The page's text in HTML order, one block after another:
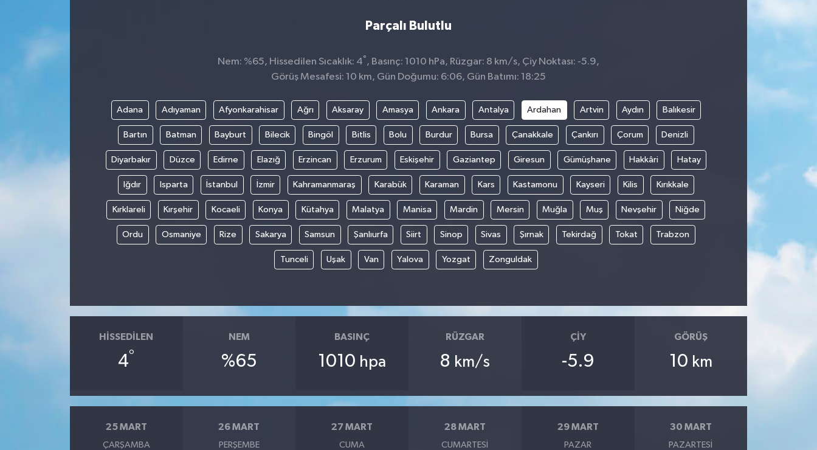
Parçalı Bulutlu
Nem: %65, Hissedilen Sıcaklık: 4° , Basınç: 1010 hPa, Rüzgar: 8 km/s, Çiy Noktası: -5.9,
Görüş Mesafesi: 10 km, Gün Doğumu: 6:06, Gün Batımı: 18:25
Adana Adıyaman Afyonkarahisar Ağrı Aksaray Amasya Ankara Antalya Ardahan Artvin Aydın Balıkesir
Bartın Batman Bayburt Bilecik Bingöl Bitlis Bolu Burdur Bursa Çanakkale Çankırı Çorum Denizli
Diyarbakır Düzce Edirne Elazığ Erzincan Erzurum Eskişehir Gaziantep Giresun Gümüşhane Hakkâri Hatay
Iğdır Isparta İstanbul İzmir Kahramanmaraş Karabük Karaman Kars Kastamonu Kayseri Kilis Kırıkkale
Kırklareli Kırşehir Kocaeli Konya Kütahya Malatya Manisa Mardin Mersin Muğla Muş Nevşehir Niğde
Ordu Osmaniye Rize Sakarya Samsun Şanlıurfa Siirt Sinop Sivas Şırnak Tekirdağ Tokat Trabzon
Tunceli Uşak Van Yalova Yozgat Zonguldak
HISSEDILEN
4°
NEM
%65
BASINÇ
1010 hpa
RÜZGAR
8 km/s
ÇIY
-5.9
GÖRÜŞ
10 km
25 MART
ÇARŞAMBA
26 MART
PERŞEMBE
27 MART
CUMA
28 MART
CUMARTESI
29 MART
PAZAR
30 MART
PAZARTESI